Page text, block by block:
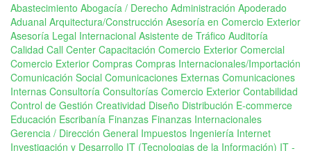
Abastecimiento Abogacía / Derecho Administración Apoderado
Aduanal Arquitectura/Construcción Asesoría en Comercio Exterior
Asesoría Legal Internacional Asistente de Tráfico Auditoría
Calidad Call Center Capacitación Comercio Exterior Comercial
Comercio Exterior Compras Compras Internacionales/Importación
Comunicación Social Comunicaciones Externas Comunicaciones
Internas Consultoría Consultorías Comercio Exterior Contabilidad
Control de Gestión Creatividad Diseño Distribución E-commerce
Educación Escribanía Finanzas Finanzas Internacionales
Gerencia / Dirección General Impuestos Ingeniería Internet
Investigación y Desarrollo IT (Tecnologias de la Información) IT -